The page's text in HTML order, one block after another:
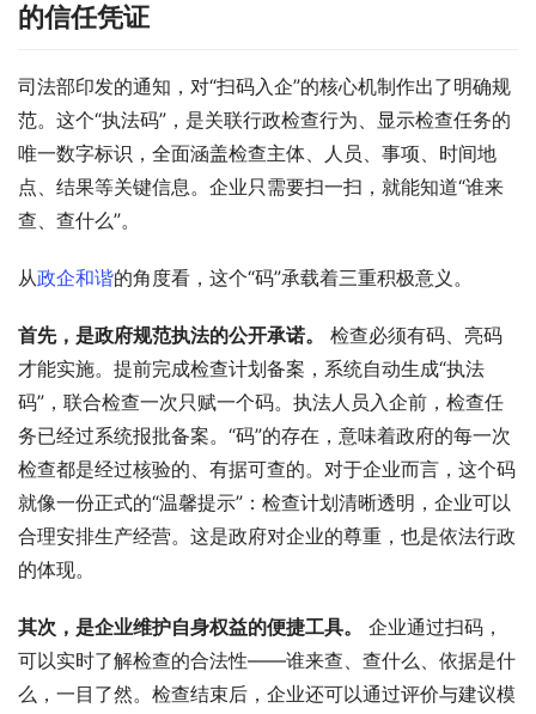
的信任凭证
司法部印发的通知，对“扫码入企”的核心机制作出了明确规
范。这个“执法码”，是关联行政检查行为、显示检查任务的
唯一数字标识，全面涵盖检查主体、人员、事项、时间地
点、结果等关键信息。企业只需要扫一扫，就能知道“谁来
查、查什么”。
从政企和谐的角度看，这个“码”承载着三重积极意义。
首先，是政府规范执法的公开承诺。
检查必须有码、亮码
才能实施。提前完成检查计划备案，系统自动生成“执法
码”，联合检查一次只赋一个码。执法人员入企前，检查任
务已经过系统报批备案。“码”的存在，意味着政府的每一次
检查都是经过核验的、有据可查的。对于企业而言，这个码
就像一份正式的“温馨提示”：检查计划清晰透明，企业可以
合理安排生产经营。这是政府对企业的尊重，也是依法行政
的体现。
其次，是企业维护自身权益的便捷工具。
企业通过扫码，
可以实时了解检查的合法性——谁来查、查什么、依据是什
么，一目了然。检查结束后，企业还可以通过评价与建议模